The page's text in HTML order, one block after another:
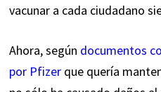
vacunar a cada ciudadano
Ahora, según documentos
por Pfizerque quería